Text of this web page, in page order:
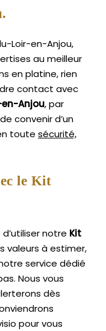
Loir-en-Anjou,
au meilleur
en platine, rien
contact avec
Anjou, par
convenir d’un
toute sécurité,
le Kit
notre Kit
valeurs à estimer,
service dédié
Nous vous
dès
pour vous